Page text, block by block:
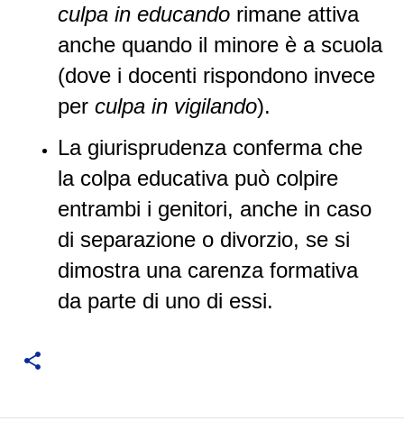
culpa in educando rimane attiva
anche quando il minore è a scuola
(dove i docenti rispondono invece
per culpa in vigilando).
La giurisprudenza conferma che
la colpa educativa può colpire
entrambi i genitori, anche in caso
di separazione o divorzio, se si
dimostra una carenza formativa
da parte di uno di essi.